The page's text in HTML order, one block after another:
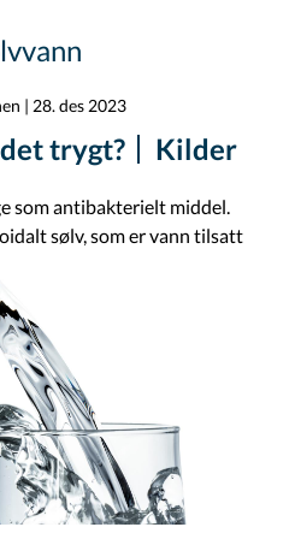
| 28. des 2023
trygt? Kilder
som antibakterielt middel.
sølv, som er vann tilsatt